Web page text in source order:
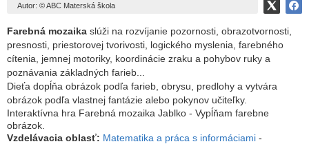
Autor: © ABC Materská škola
Farebná mozaika slúži na rozvíjanie pozornosti, obrazotvornosti,
presnosti, priestorovej tvorivosti, logického myslenia, farebného
cítenia, jemnej motoriky, koordinácie zraku a pohybov ruky a
poznávania základných farieb...
Dieťa dopĺňa obrázok podľa farieb, obrysu, predlohy a vytvára
obrázok podľa vlastnej fantázie alebo pokynov učiteľky.
Interaktívna hra Farebná mozaika Jablko - Vypĺňam farebne
obrázok.
Vzdelávacia oblasť: Matematika a práca s informáciami -